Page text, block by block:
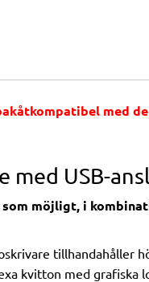
med
med USB-
möjligt, i
tillhandahåller
kvitton med grafiska